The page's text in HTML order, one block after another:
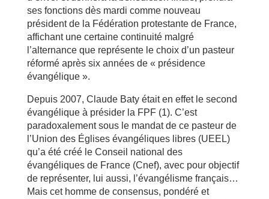
ses fonctions dès mardi comme nouveau
président de la Fédération protestante de France,
affichant une certaine continuité malgré
l’alternance que représente le choix d’un pasteur
réformé après six années de « présidence
évangélique ».
Depuis 2007, Claude Baty était en effet le second
évangélique à présider la FPF (1). C’est
paradoxalement sous le mandat de ce pasteur de
l’Union des Églises évangéliques libres (UEEL)
qu’a été créé le Conseil national des
évangéliques de France (Cnef), avec pour objectif
de représenter, lui aussi, l’évangélisme français…
Mais cet homme de consensus, pondéré et